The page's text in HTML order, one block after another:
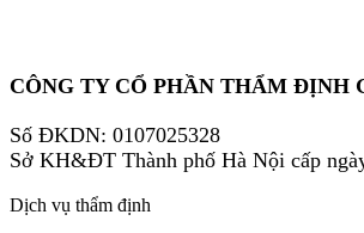
CÔNG TY CỔ PHẦN THẨM ĐỊNH
Số ĐKDN: 0107025328
Sở KH&ĐT Thành phố Hà Nội cấp
Dịch vụ thẩm định